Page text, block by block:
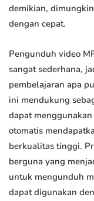
demikian,
dengan cepat.
Pengunduh video
sangat sederhana,
pembelajaran apa
ini mendukung
dapat
otomatis
berkualitas tinggi.
berguna yang
untuk mengunduh
dapat digunakan